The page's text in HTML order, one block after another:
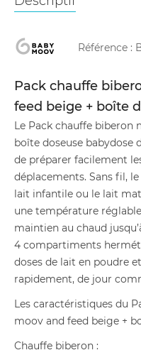
Référence :
Pack chauffe
feed beige + boîte
Le Pack chauffe biberon
boîte doseuse babydose
de préparer facilement
déplacements. Sans fil,
lait infantile ou le lait
une température
maintien au chaud
4 compartiments
doses de lait en poudre
rapidement, de jour
Les caractéristiques du
moov and feed beige +
Chauffe biberon :